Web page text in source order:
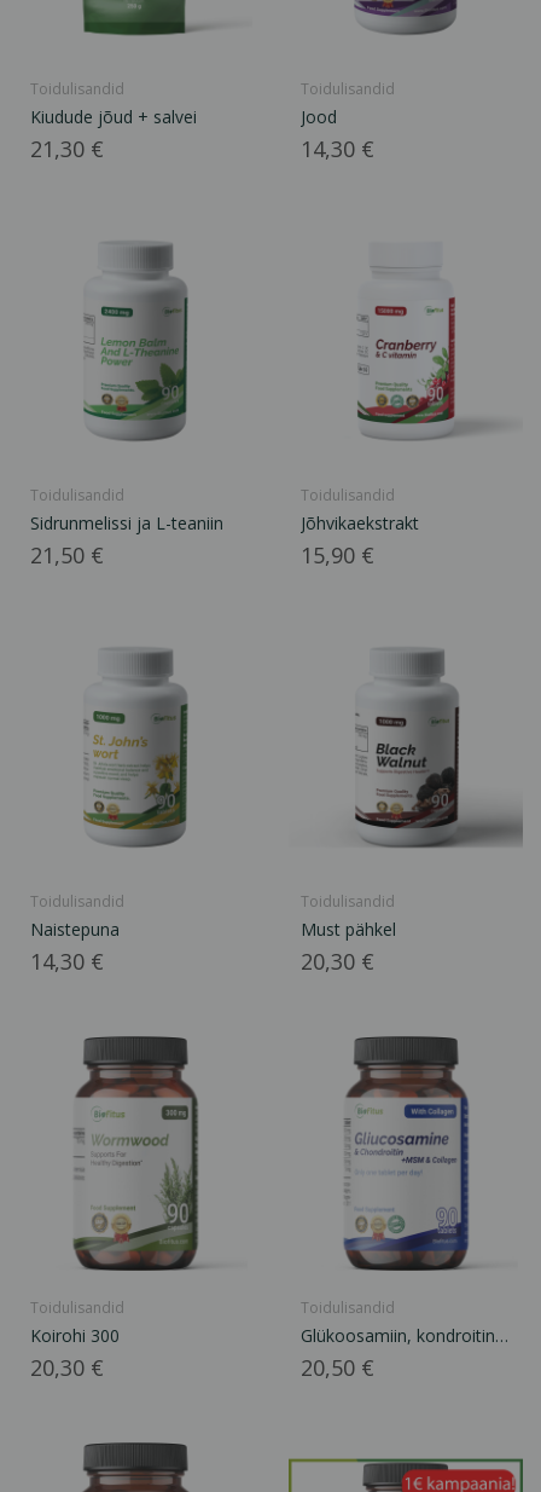
Toidulisandid
Kiudude jõud + salvei
Hind
21,30 €
Toidulisandid
Jood
Hind
14,30 €
Toidulisandid
Sidrunmelissi ja L-teaniin
Hind
21,50 €
Toidulisandid
Jõhvikaekstrakt
Hind
15,90 €
Toidulisandid
Naistepuna
Hind
14,30 €
Toidulisandid
Must pähkel
Hind
20,30 €
Toidulisandid
Koirohi 300
Hind
20,30 €
Toidulisandid
Glükoosamiin, kondroitin
ja MSM
Hind
20,50 €